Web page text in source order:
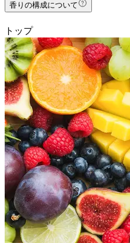
香りの構成について
トップ